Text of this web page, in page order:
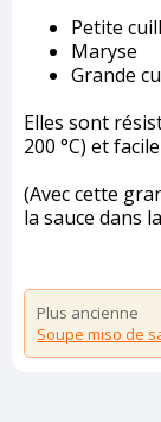
Petite
Maryse
Grande
Elles sont
200 °C) et
(Avec cette
la sauce dans
Plus ancienne
Soupe miso de